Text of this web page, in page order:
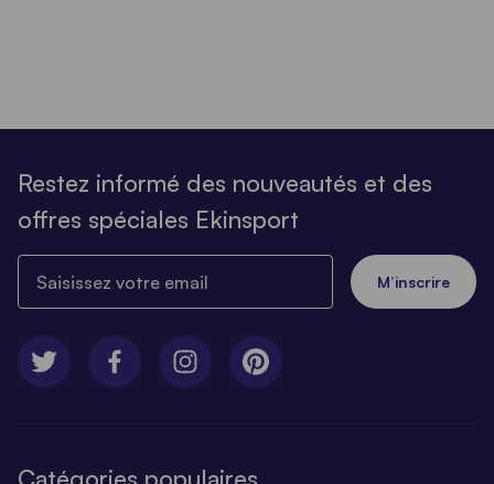
Restez informé des nouveautés et des
offres spéciales Ekinsport
M’inscrire
Catégories populaires